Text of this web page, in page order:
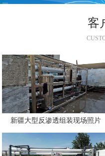
客
新疆大型反渗透组装现场照片